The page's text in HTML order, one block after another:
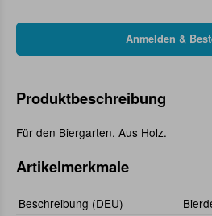
Produktbeschreibung
Für den Biergarten. Aus Holz.
Artikelmerkmale
Beschreibung (DEU)